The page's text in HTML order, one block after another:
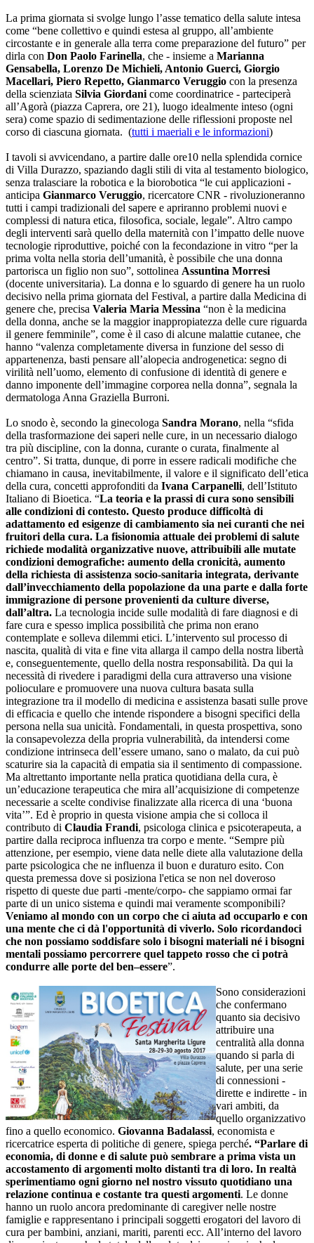
La prima giornata si svolge lungo l’asse tematico della salute intesa
come “bene collettivo e quindi estesa al gruppo, all’ambiente
circostante e in generale alla terra come preparazione del futuro” per
dirla con Don Paolo Farinella, che - insieme a Marianna
Gensabella, Lorenzo De Michieli, Antonio Guerci, Giorgio
Macellari, Piero Repetto, Gianmarco Veruggio con la presenza
della scienziata Silvia Giordanicome coordinatrice - parteciperà
all’Agorà (piazza Caprera, ore 21), luogo idealmente inteso (ogni
sera) come spazio di sedimentazione delle riflessioni proposte nel
corso di ciascuna giornata. (tutti i maeriali e le informazioni)
I tavoli si avvicendano, a partire dalle ore10 nella splendida cornice
di Villa Durazzo, spaziando dagli stili di vita al testamento biologico,
senza tralasciare la robotica e la biorobotica “le cui applicazioni -
anticipa Gianmarco Veruggio, ricercatore CNR - rivoluzioneranno
tutti i campi tradizionali del sapere e apriranno problemi nuovi e
complessi di natura etica, filosofica, sociale, legale”. Altro campo
degli interventi sarà quello della maternità con l’impatto delle nuove
tecnologie riproduttive, poiché con la fecondazione in vitro “per la
prima volta nella storia dell’umanità, è possibile che una donna
partorisca un figlio non suo”, sottolinea Assuntina Morresi
(docente universitaria). La donna e lo sguardo di genere ha un ruolo
decisivo nella prima giornata del Festival, a partire dalla Medicina di
genere che, precisa Valeria Maria Messina “non è la medicina
della donna, anche se la maggior inappropiatezza delle cure riguarda
il genere femminile”, come è il caso di alcune malattie cutanee, che
hanno “valenza completamente diversa in funzione del sesso di
appartenenza, basti pensare all’alopecia androgenetica: segno di
virilità nell’uomo, elemento di confusione di identità di genere e
danno imponente dell’immagine corporea nella donna”, segnala la
dermatologa Anna Graziella Burroni.
Lo snodo è, secondo la ginecologa Sandra Morano, nella “sfida
della trasformazione dei saperi nelle cure, in un necessario dialogo
tra più discipline, con la donna, curante o curata, finalmente al
centro”. Si tratta, dunque, di porre in essere radicali modifiche che
chiamano in causa, inevitabilmente, il valore e il significato dell’etica
della cura, concetti approfonditi da Ivana Carpanelli, dell’Istituto
Italiano di Bioetica. “La teoria e la prassi di cura sono sensibili
alle condizioni di contesto. Questo produce difficoltà di
adattamento ed esigenze di cambiamento sia nei curanti che nei
fruitori della cura. La fisionomia attuale dei problemi di salute
richiede modalità organizzative nuove, attribuibili alle mutate
condizioni demografiche: aumento della cronicità, aumento
della richiesta di assistenza socio-sanitaria integrata, derivante
dall’invecchiamento della popolazione da una parte e dalla forte
immigrazione di persone provenienti da culture diverse,
dall’altra. La tecnologia incide sulle modalità di fare diagnosi e di
fare cura e spesso implica possibilità che prima non erano
contemplate e solleva dilemmi etici. L’intervento sul processo di
nascita, qualità di vita e fine vita allarga il campo della nostra libertà
e, conseguentemente, quello della nostra responsabilità. Da qui la
necessità di rivedere i paradigmi della cura attraverso una visione
polioculare e promuovere una nuova cultura basata sulla
integrazione tra il modello di medicina e assistenza basati sulle prove
di efficacia e quello che intende rispondere a bisogni specifici della
persona nella sua unicità. Fondamentali, in questa prospettiva, sono
la consapevolezza della propria vulnerabilità, da intendersi come
condizione intrinseca dell’essere umano, sano o malato, da cui può
scaturire sia la capacità di empatia sia il sentimento di compassione.
Ma altrettanto importante nella pratica quotidiana della cura, è
un’educazione terapeutica che mira all’acquisizione di competenze
necessarie a scelte condivise finalizzate alla ricerca di una ‘buona
vita’”. Ed è proprio in questa visione ampia che si colloca il
contributo di Claudia Frandi, psicologa clinica e psicoterapeuta, a
partire dalla reciproca influenza tra corpo e mente. “Sempre più
attenzione, per esempio, viene data nelle diete alla valutazione della
parte psicologica che ne influenza il buon e duraturo esito. Con
questa premessa dove si posiziona l'etica se non nel doveroso
rispetto di queste due parti -mente/corpo- che sappiamo ormai far
parte di un unico sistema e quindi mai veramente scomponibili?
Veniamo al mondo con un corpo che ci aiuta ad occuparlo e con
una mente che ci dà l'opportunità di viverlo. Solo ricordandoci
che non possiamo soddisfare solo i bisogni materiali né i bisogni
mentali possiamo percorrere quel tappeto rosso che ci potrà
condurre alle porte del ben–essere”.
Sono considerazioni
che confermano
quanto sia decisivo
attribuire una
centralità alla donna
quando si parla di
salute, per una serie
di connessioni -
dirette e indirette - in
vari ambiti, da
quello organizzativo
fino a quello economico. Giovanna Badalassi, economista e
ricercatrice esperta di politiche di genere, spiega perché. “Parlare di
economia, di donne e di salute può sembrare a prima vista un
accostamento di argomenti molto distanti tra di loro. In realtà
sperimentiamo ogni giorno nel nostro vissuto quotidiano una
relazione continua e costante tra questi argomenti. Le donne
hanno un ruolo ancora predominante di caregiver nelle nostre
famiglie e rappresentano i principali soggetti erogatori del lavoro di
cura per bambini, anziani, mariti, parenti ecc. All’interno del lavoro